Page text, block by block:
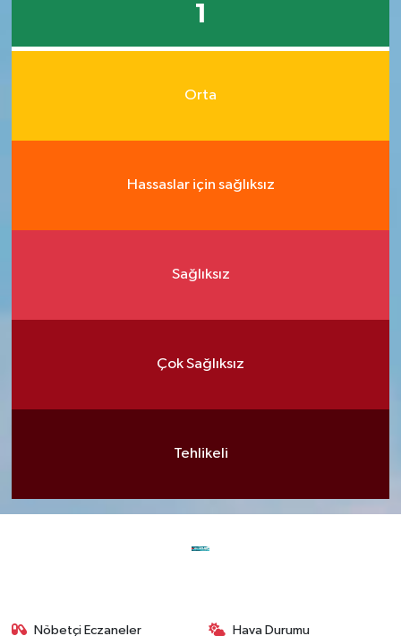
1
Orta
Hassaslar için sağlıksız
Sağlıksız
Çok Sağlıksız
Tehlikeli
Nöbetçi Eczaneler Hava Durumu